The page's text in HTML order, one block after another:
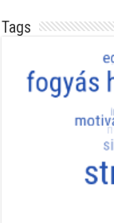
Tags